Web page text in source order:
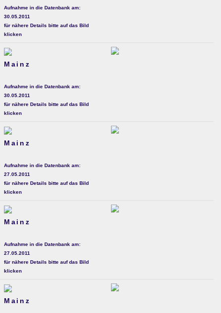
Aufnahme in die Datenbank am:
30.05.2011
für nähere Details bitte auf das Bild
klicken
Mainz
Aufnahme in die Datenbank am:
30.05.2011
für nähere Details bitte auf das Bild
klicken
Mainz
Aufnahme in die Datenbank am:
27.05.2011
für nähere Details bitte auf das Bild
klicken
Mainz
Aufnahme in die Datenbank am:
27.05.2011
für nähere Details bitte auf das Bild
klicken
Mainz